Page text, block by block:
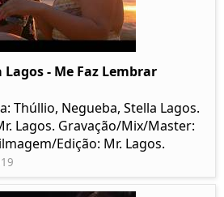
- Me Faz Lembrar
Thúllio, Negueba, Stella Lagos.
Lagos. Gravação/Mix/Master:
Edição: Mr. Lagos.